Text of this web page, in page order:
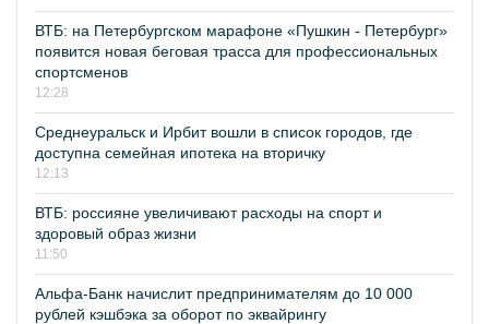
ВТБ: на Петербургском марафоне «Пушкин - Петербург»
появится новая беговая трасса для профессиональных
спортсменов
12:28
Среднеуральск и Ирбит вошли в список городов, где
доступна семейная ипотека на вторичку
12:13
ВТБ: россияне увеличивают расходы на спорт и
здоровый образ жизни
11:50
Альфа-Банк начислит предпринимателям до 10 000
рублей кэшбэка за оборот по эквайрингу